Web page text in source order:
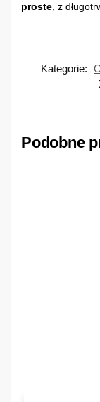
proste, z
Kategorie:
Podobne